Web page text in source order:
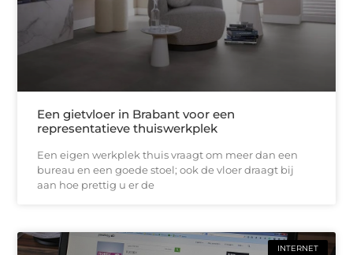
Een gietvloer in Brabant voor een
representatieve thuiswerkplek
Een eigen werkplek thuis vraagt om meer dan een
bureau en een goede stoel; ook de vloer draagt bij
aan hoe prettig u er de
INTERNET